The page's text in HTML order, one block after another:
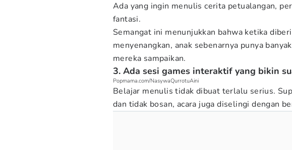
Ada yang ingin menulis cerita petualangan,
fantasi.
Semangat ini menunjukkan bahwa ketika
menyenangkan, anak sebenarnya punya
mereka sampaikan.
3. Ada sesi games interaktif yang bikin
Popmama.com/NasywaQurrotuAini
Belajar menulis tidak dibuat terlalu serius.
dan tidak bosan, acara juga diselingi dengan